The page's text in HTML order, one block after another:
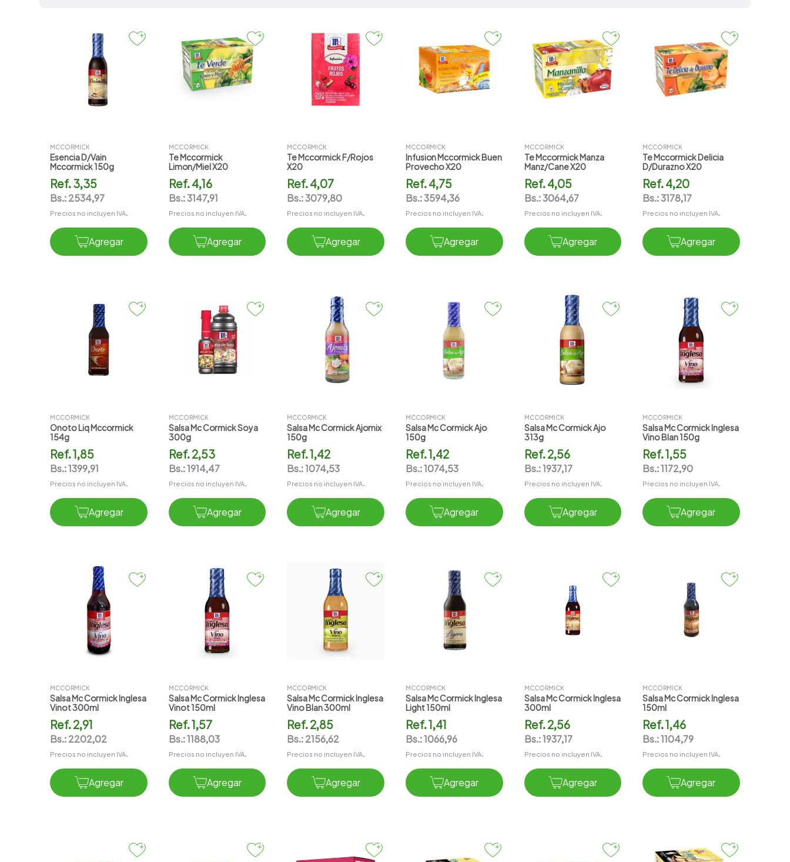
Reposteria
Salsas/Aderezos
Te/Infusiones
MCCORMICK
Esencia D/vain
Mccormick 150g
Ref.3,35
Bs.:2534,97
Precios no incluyen IVA.
Agregar
MCCORMICK
Te Mccormick
Limon/miel X20
Ref.4,16
Bs.:3147,91
Precios no incluyen IVA.
Agregar
MCCORMICK
Te Mccormick F/rojos
X20
Ref.4,07
Bs.:3079,80
Precios no incluyen IVA.
Agregar
MCCORMICK
Infusion Mccormick Buen
Provecho X20
Ref.4,75
Bs.:3594,36
Precios no incluyen IVA.
Agregar
MCCORMICK
Te Mccormick Manza
Manz/cane X20
Ref.4,05
Bs.:3064,67
Precios no incluyen IVA.
Agregar
MCCORMICK
Te Mccormick Delicia
D/durazno X20
Ref.4,20
Bs.:3178,17
Precios no incluyen IVA.
Agregar
MCCORMICK
Onoto Liq Mccormick
154g
Ref.1,85
Bs.:1399,91
Precios no incluyen IVA.
Agregar
MCCORMICK
Salsa Mc Cormick Soya
300g
Ref.2,53
Bs.:1914,47
Precios no incluyen IVA.
Agregar
MCCORMICK
Salsa Mc Cormick Ajomix
150g
Ref.1,42
Bs.:1074,53
Precios no incluyen IVA.
Agregar
MCCORMICK
Salsa Mc Cormick Ajo
150g
Ref.1,42
Bs.:1074,53
Precios no incluyen IVA.
Agregar
MCCORMICK
Salsa Mc Cormick Ajo
313g
Ref.2,56
Bs.:1937,17
Precios no incluyen IVA.
Agregar
MCCORMICK
Salsa Mc Cormick Inglesa
Vino Blan 150g
Ref.1,55
Bs.:1172,90
Precios no incluyen IVA.
Agregar
MCCORMICK
Salsa Mc Cormick Inglesa
Vinot 300ml
Ref.2,91
Bs.:2202,02
Precios no incluyen IVA.
Agregar
MCCORMICK
Salsa Mc Cormick Inglesa
Vinot 150ml
Ref.1,57
Bs.:1188,03
Precios no incluyen IVA.
Agregar
MCCORMICK
Salsa Mc Cormick Inglesa
Vino Blan 300ml
Ref.2,85
Bs.:2156,62
Precios no incluyen IVA.
Agregar
MCCORMICK
Salsa Mc Cormick Inglesa
Light 150ml
Ref.1,41
Bs.:1066,96
Precios no incluyen IVA.
Agregar
MCCORMICK
Salsa Mc Cormick Inglesa
300ml
Ref.2,56
Bs.:1937,17
Precios no incluyen IVA.
Agregar
MCCORMICK
Salsa Mc Cormick Inglesa
150ml
Ref.1,46
Bs.:1104,79
Precios no incluyen IVA.
Agregar
amoxicilina
slinda
magnesio